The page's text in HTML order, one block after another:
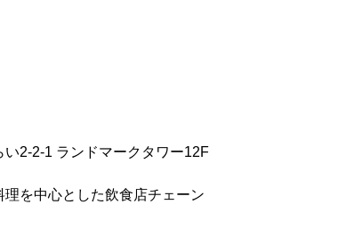
1 ランドマークタワー12F
を中心とした飲食店チェーン